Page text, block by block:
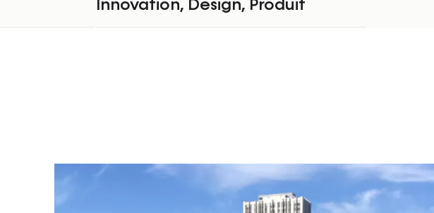
Innovation, Design, Produit